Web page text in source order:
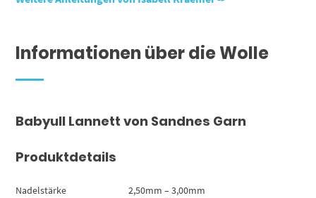
Informationen über die Wolle
Babyull Lannett von Sandnes Garn
Produktdetails
Nadelstärke
2,50mm – 3,00mm